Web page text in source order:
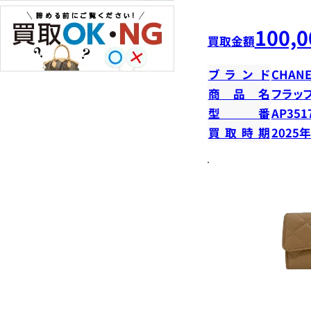
買取金額
ブランド
商品名 フラッ
型番
買取時期2025